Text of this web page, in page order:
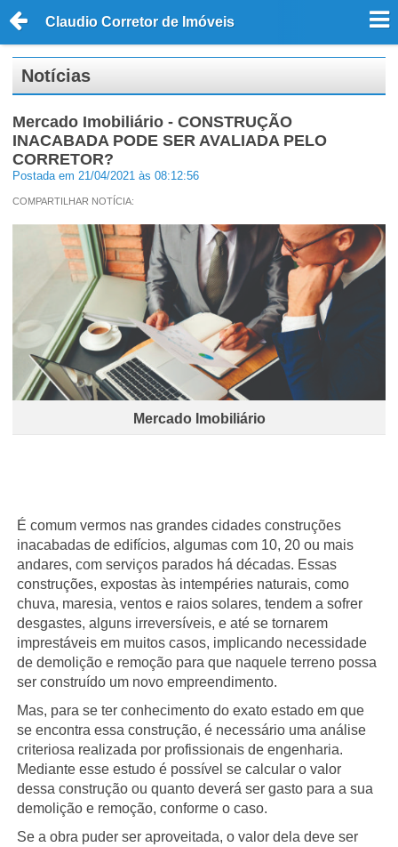
Claudio Corretor de Imóveis
Notícias
Mercado Imobiliário - CONSTRUÇÃO
INACABADA PODE SER AVALIADA PELO
CORRETOR?
Postada em 21/04/2021 às 08:12:56
COMPARTILHAR NOTÍCIA:
Mercado Imobiliário
É comum vermos nas grandes cidades construções
inacabadas de edifícios, algumas com 10, 20 ou mais
andares, com serviços parados há décadas. Essas
construções, expostas às intempéries naturais, como
chuva, maresia, ventos e raios solares, tendem a sofrer
desgastes, alguns irreversíveis, e até se tornarem
imprestáveis em muitos casos, implicando necessidade
de demolição e remoção para que naquele terreno possa
ser construído um novo empreendimento.
Mas, para se ter conhecimento do exato estado em que
se encontra essa construção, é necessário uma análise
criteriosa realizada por profissionais de engenharia.
Mediante esse estudo é possível se calcular o valor
dessa construção ou quanto deverá ser gasto para a sua
demolição e remoção, conforme o caso.
Se a obra puder ser aproveitada, o valor dela deve ser